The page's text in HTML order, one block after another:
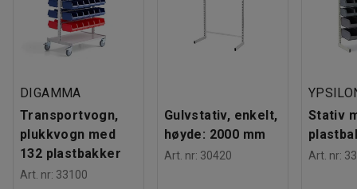
DIGAMMA
Transportvogn,
plukkvogn med
132 plastbakker
Art. nr: 33100
Gulvstativ, enkelt,
høyde: 2000 mm
Art. nr: 30420
Stativ
Art. nr: